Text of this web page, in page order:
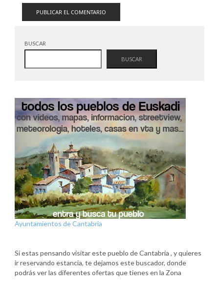
BUSCAR
BUSCAR
Ayuntamientos de Cantabria
Si estas pensando visitar este pueblo de Cantabria , y quieres
ir reservando estancia, te dejamos este buscador, donde
podrás ver las diferentes ofertas que tienes en la Zona